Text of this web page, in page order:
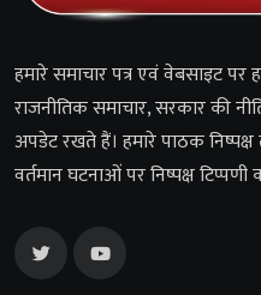
हमारे समाचार पत्र एवं वेबसाइट
राजनीतिक समाचार, सरकार की
अपडेट रखते हैं। हमारे पाठक निष्पक्ष
वर्तमान घटनाओं पर निष्पक्ष